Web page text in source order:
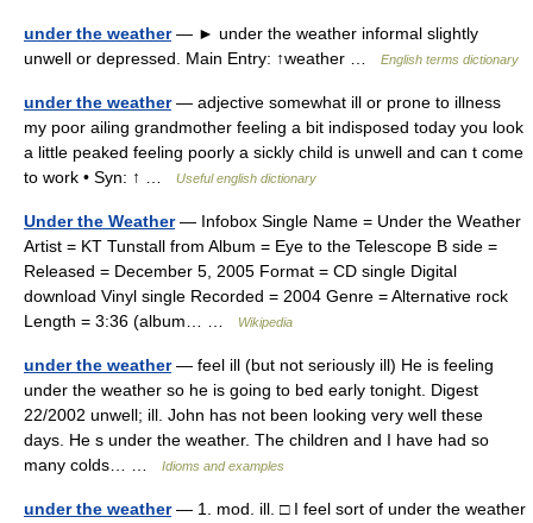
under the weather— ► under the weather informal slightly
unwell or depressed. Main Entry: ↑weather …
English terms dictionary
under the weather— adjective somewhat ill or prone to illness
my poor ailing grandmother feeling a bit indisposed today you look
a little peaked feeling poorly a sickly child is unwell and can t come
to work • Syn: ↑ …
Useful english dictionary
Under the Weather— Infobox Single Name = Under the Weather
Artist = KT Tunstall from Album = Eye to the Telescope B side =
Released = December 5, 2005 Format = CD single Digital
download Vinyl single Recorded = 2004 Genre = Alternative rock
Length = 3:36 (album… …
Wikipedia
under the weather— feel ill (but not seriously ill) He is feeling
under the weather so he is going to bed early tonight. Digest
22/2002 unwell; ill. John has not been looking very well these
days. He s under the weather. The children and I have had so
many colds… …
Idioms and examples
under the weather— 1. mod. ill. □ I feel sort of under the weather